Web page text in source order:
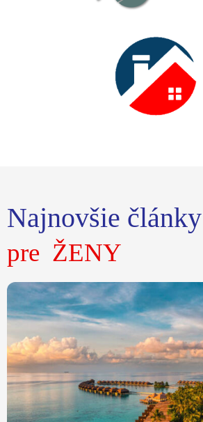
Najnovšie články
o EKONOMIKE